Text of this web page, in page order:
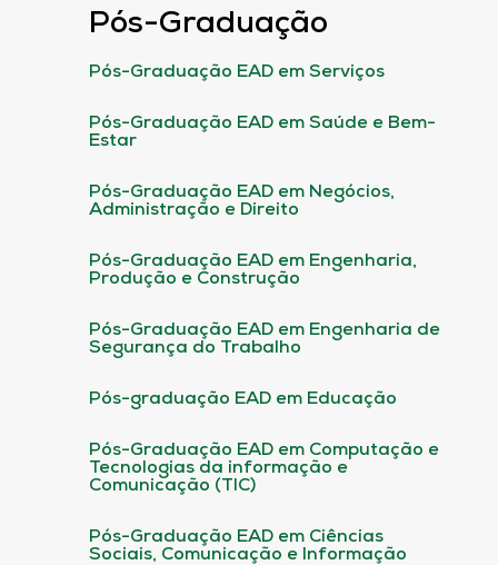
Pós-Graduação
Pós-Graduação EAD em Serviços
Pós-Graduação EAD em Saúde e Bem-
Estar
Pós-Graduação EAD em Negócios,
Administração e Direito
Pós-Graduação EAD em Engenharia,
Produção e Construção
Pós-Graduação EAD em Engenharia de
Segurança do Trabalho
Pós-graduação EAD em Educação
Pós-Graduação EAD em Computação e
Tecnologias da informação e
Comunicação (TIC)
Pós-Graduação EAD em Ciências
Sociais, Comunicação e Informação